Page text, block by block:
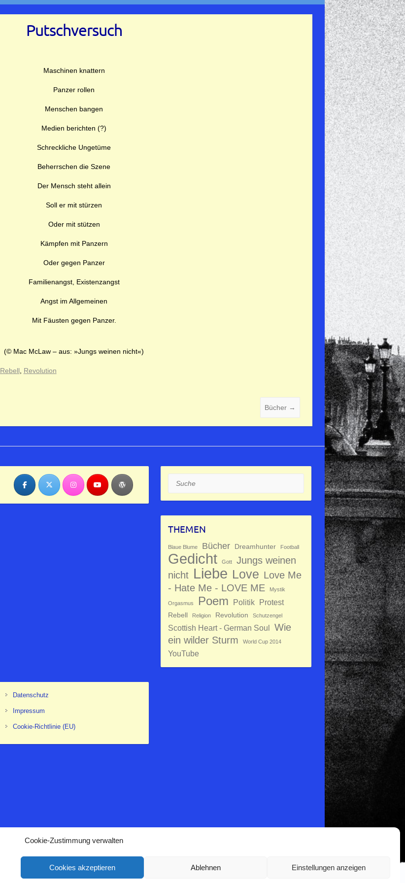
Cookie-Zustimmung verwalten
Cookies akzeptieren Ablehnen Einstellungen anzeigen
Putschversuch
Maschinen knattern
Panzer rollen
Menschen bangen
Medien berichten (?)
Schreckliche Ungetüme
Beherrschen die Szene
Der Mensch steht allein
Soll er mit stürzen
Oder mit stützen
Kämpfen mit Panzern
Oder gegen Panzer
Familienangst, Existenzangst
Angst im Allgemeinen
Mit Fäusten gegen Panzer.
(© Mac McLaw – aus: »Jungs weinen nicht«)
Rebell Revolution
Bücher →
Suche
THEMEN
Blaue Blume Bücher Dreamhunter Football
Gedicht Gott
Jungs weinen
nicht Liebe Love Love Me
- Hate Me - LOVE ME
Mystik
Orgasmus Poem Politik Protest
Rebell Religion Revolution Schutzengel
Scottish Heart - German Soul Wie
ein wilder Sturm
World Cup 2014
YouTube
Datenschutz
Impressum
Cookie-Richtlinie (EU)